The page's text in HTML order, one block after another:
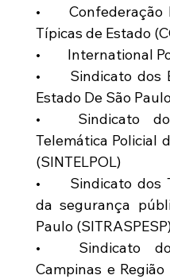
•	Confederação Nacional das Carreiras
Típicas de Estado
•	International
•	Sindicato dos Escrivães de Polícia do
Estado De São
•	Sindicato dos Trabalhadores em
Telemática Policial
(SINTELPOL)
•	Sindicato dos Trabalhadores na área
da segurança
Paulo
•	Sindicato dos Policiais Civis de
Campinas e Região